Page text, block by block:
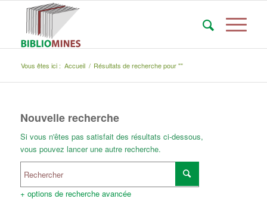
Vous êtes ici : Accueil / Résultats de recherche pour ""
Nouvelle recherche
Si vous n'êtes pas satisfait des résultats ci-dessous,
vous pouvez lancer une autre recherche.
+ options de recherche avancée